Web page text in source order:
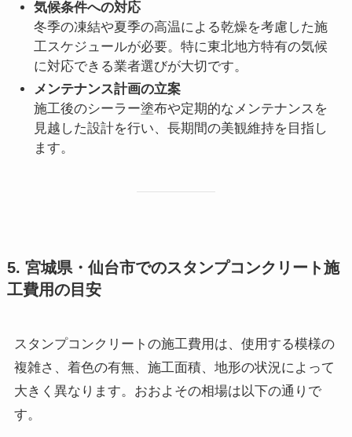
気候条件への対応
冬季の凍結や夏季の高温による乾燥を考慮した施
工スケジュールが必要。特に東北地方特有の気候
に対応できる業者選びが大切です。
メンテナンス計画の立案
施工後のシーラー塗布や定期的なメンテナンスを
見越した設計を行い、長期間の美観維持を目指し
ます。
5. 宮城県・仙台市でのスタンプコンクリート施
工費用の目安
スタンプコンクリートの施工費用は、使用する模様の
複雑さ、着色の有無、施工面積、地形の状況によって
大きく異なります。おおよその相場は以下の通りで
す。